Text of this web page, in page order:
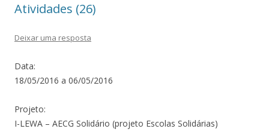
Atividades (26)
Deixar uma resposta
Data:
18/05/2016 a 06/05/2016
Projeto:
I-LEWA – AECG Solidário (projeto Escolas Solidárias)